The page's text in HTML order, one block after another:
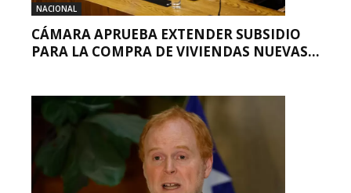
NACIONAL
CÁMARA APRUEBA EXTENDER SUBSIDIO
PARA LA COMPRA DE VIVIENDAS NUEVAS...